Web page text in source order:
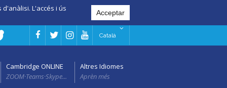
L'accés i ús
Català
Cambridge ONLINE
ZOOM·Teams·Skype...
Altres Idiomes
Aprèn més